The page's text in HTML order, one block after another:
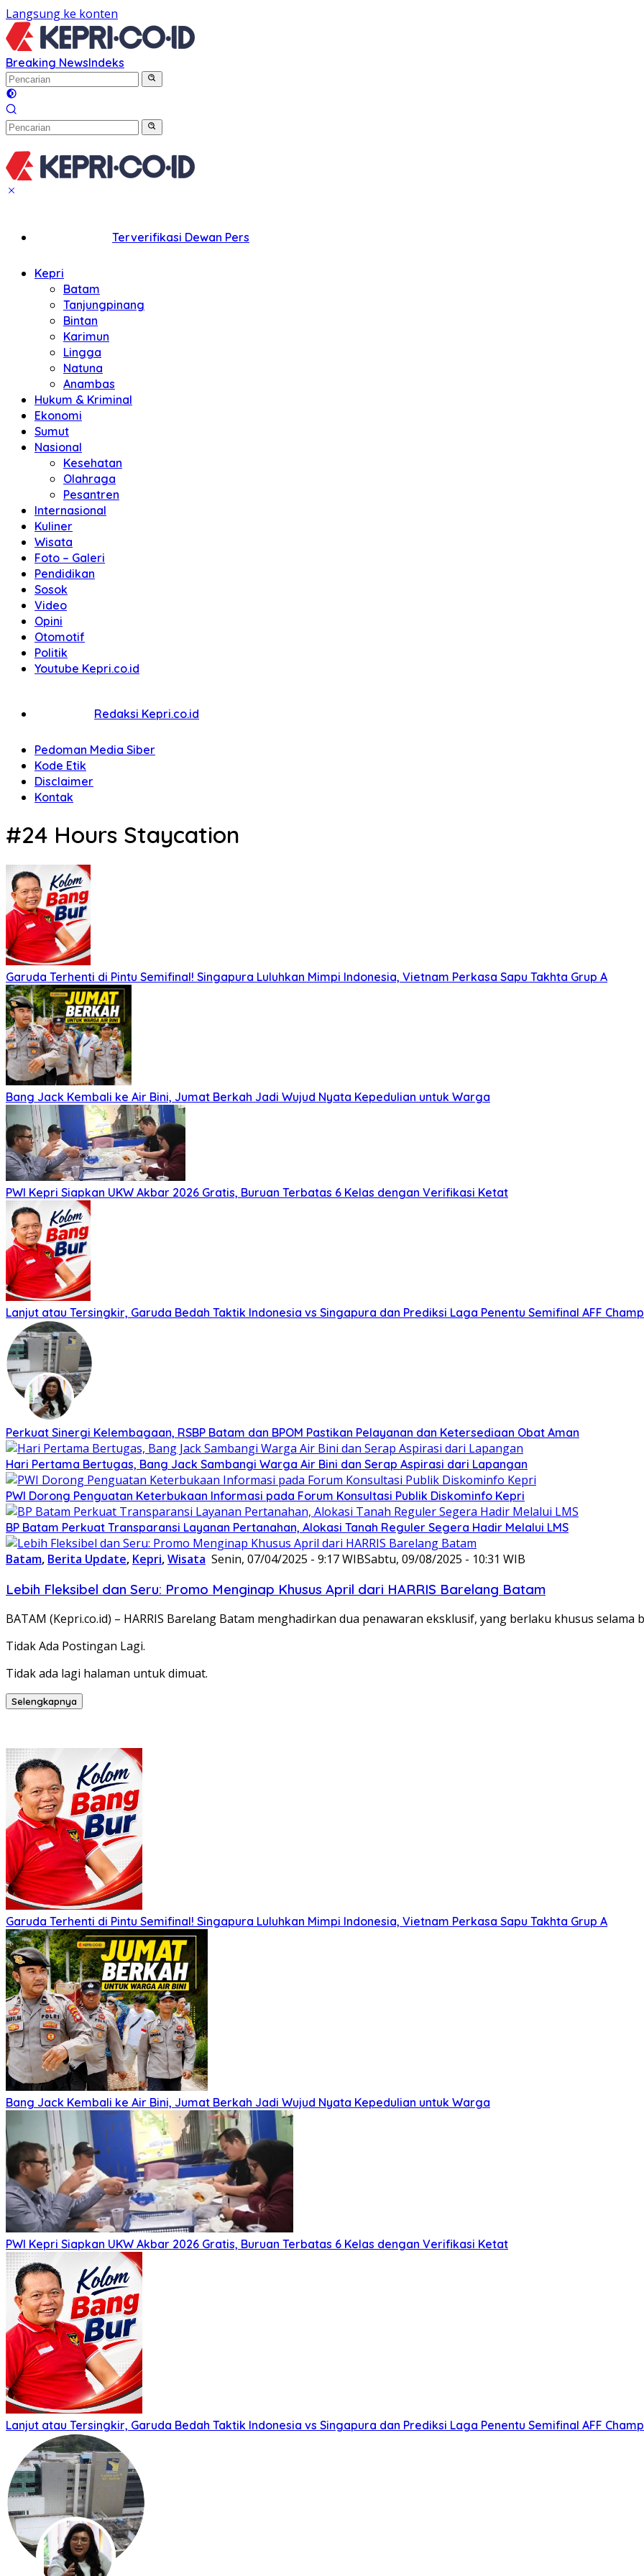
Langsung ke konten
Breaking NewsIndeks
Terverifikasi Dewan Pers
Kepri
Batam
Tanjungpinang
Bintan
Karimun
Lingga
Natuna
Anambas
Hukum & Kriminal
Ekonomi
Sumut
Nasional
Kesehatan
Olahraga
Pesantren
Internasional
Kuliner
Wisata
Foto – Galeri
Pendidikan
Sosok
Video
Opini
Otomotif
Politik
Youtube Kepri.co.id
Redaksi Kepri.co.id
Pedoman Media Siber
Kode Etik
Disclaimer
Kontak
#24 Hours Staycation
Garuda Terhenti di Pintu Semifinal! Singapura Luluhkan Mimpi Indonesia, Vietnam Perkasa Sapu Takhta Grup A
Bang Jack Kembali ke Air Bini, Jumat Berkah Jadi Wujud Nyata Kepedulian untuk Warga
PWI Kepri Siapkan UKW Akbar 2026 Gratis, Buruan Terbatas 6 Kelas dengan Verifikasi Ketat
Lanjut atau Tersingkir, Garuda Bedah Taktik Indonesia vs Singapura dan Prediksi Laga Penentu Semifinal AFF
Perkuat Sinergi Kelembagaan, RSBP Batam dan BPOM Pastikan Pelayanan dan Ketersediaan Obat Aman
Hari Pertama Bertugas, Bang Jack Sambangi Warga Air Bini dan Serap Aspirasi dari Lapangan
PWI Dorong Penguatan Keterbukaan Informasi pada Forum Konsultasi Publik Diskominfo Kepri
BP Batam Perkuat Transparansi Layanan Pertanahan, Alokasi Tanah Reguler Segera Hadir Melalui LMS
Batam, Berita Update, Kepri,Wisata Senin, 07/04/2025 - 9:17 WIBSabtu, 09/08/2025 - 10:31 WIB
Lebih Fleksibel dan Seru: Promo Menginap Khusus April dari HARRIS Barelang Batam
BATAM (Kepri.co.id) – HARRIS Barelang Batam menghadirkan dua penawaran eksklusif, yang berlaku khusus selama
Tidak Ada Postingan Lagi.
Tidak ada lagi halaman untuk dimuat.
Selengkapnya
Garuda Terhenti di Pintu Semifinal! Singapura Luluhkan Mimpi Indonesia, Vietnam Perkasa Sapu Takhta Grup A
Bang Jack Kembali ke Air Bini, Jumat Berkah Jadi Wujud Nyata Kepedulian untuk Warga
PWI Kepri Siapkan UKW Akbar 2026 Gratis, Buruan Terbatas 6 Kelas dengan Verifikasi Ketat
Lanjut atau Tersingkir, Garuda Bedah Taktik Indonesia vs Singapura dan Prediksi Laga Penentu Semifinal AFF